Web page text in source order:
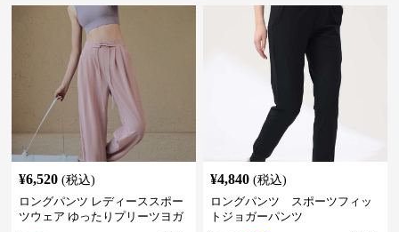
¥6,520 (税込)
ロングパンツ レディーススポー
ツウェア ゆったりプリーツヨガ
¥4,840 (税込)
ロングパンツ スポーツフィッ
トジョガーパンツ